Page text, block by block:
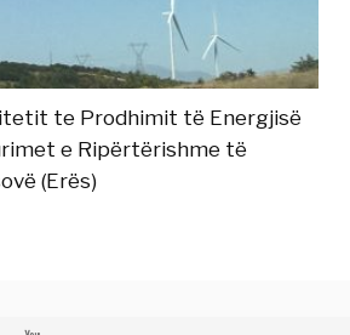
te Prodhimit të Energjisë
e Ripërtërishme të
(Erës)